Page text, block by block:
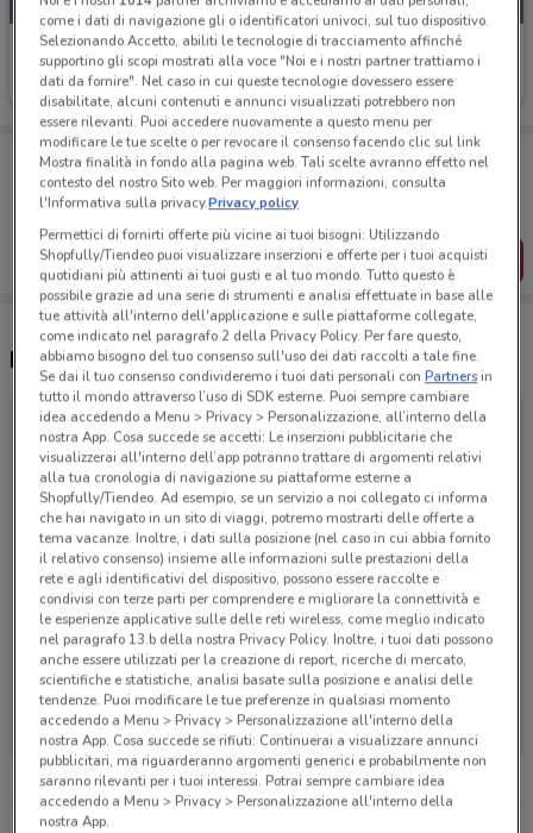
Alf Italia
Scade il 31/12
Porta DoveConviene sempre con te!
Puoi trovare le migliori offerte dei negozi vicino a te,
salvarle e creare la tua lista del risparmio, comodamente
dal tuo cellulare.
SCARICA L’APP
Negozi Alf Italia a Varese
Non ci sono negozi nelle vicinanze
come i dati di navigazione gli o identificatori univoci, sul tuo dispositivo.
Selezionando Accetto, abiliti le tecnologie di tracciamento affinché
supportino gli scopi mostrati alla voce "Noi e i nostri partner trattiamo i
dati da fornire". Nel caso in cui queste tecnologie dovessero essere
disabilitate, alcuni contenuti e annunci visualizzati potrebbero non
essere rilevanti. Puoi accedere nuovamente a questo menu per
modificare le tue scelte o per revocare il consenso facendo clic sul link
Mostra finalità in fondo alla pagina web. Tali scelte avranno effetto nel
contesto del nostro Sito web. Per maggiori informazioni, consulta
l'Informativa sulla privacy.Privacy policy
Permettici di fornirti offerte più vicine ai tuoi bisogni: Utilizzando
Shopfully/Tiendeo puoi visualizzare inserzioni e offerte per i tuoi acquisti
quotidiani più attinenti ai tuoi gusti e al tuo mondo. Tutto questo è
possibile grazie ad una serie di strumenti e analisi effettuate in base alle
tue attività all'interno dell'applicazione e sulle piattaforme collegate,
come indicato nel paragrafo 2 della Privacy Policy. Per fare questo,
abbiamo bisogno del tuo consenso sull'uso dei dati raccolti a tale fine.
Se dai il tuo consenso condivideremo i tuoi dati personali conPartnersin
tutto il mondo attraverso l’uso di SDK esterne. Puoi sempre cambiare
idea accedendo a Menu > Privacy > Personalizzazione, all’interno della
nostra App. Cosa succede se accetti: Le inserzioni pubblicitarie che
visualizzerai all'interno dell’app potranno trattare di argomenti relativi
alla tua cronologia di navigazione su piattaforme esterne a
Shopfully/Tiendeo. Ad esempio, se un servizio a noi collegato ci informa
che hai navigato in un sito di viaggi, potremo mostrarti delle offerte a
tema vacanze. Inoltre, i dati sulla posizione (nel caso in cui abbia fornito
il relativo consenso) insieme alle informazioni sulle prestazioni della
rete e agli identificativi del dispositivo, possono essere raccolte e
condivisi con terze parti per comprendere e migliorare la connettività e
le esperienze applicative sulle delle reti wireless, come meglio indicato
nel paragrafo 13.b della nostra Privacy Policy. Inoltre, i tuoi dati possono
anche essere utilizzati per la creazione di report, ricerche di mercato,
scientifiche e statistiche, analisi basate sulla posizione e analisi delle
tendenze. Puoi modificare le tue preferenze in qualsiasi momento
accedendo a Menu > Privacy > Personalizzazione all'interno della
nostra App. Cosa succede se rifiuti: Continuerai a visualizzare annunci
pubblicitari, ma riguarderanno argomenti generici e probabilmente non
saranno rilevanti per i tuoi interessi. Potrai sempre cambiare idea
accedendo a Menu > Privacy > Personalizzazione all'interno della
nostra App.